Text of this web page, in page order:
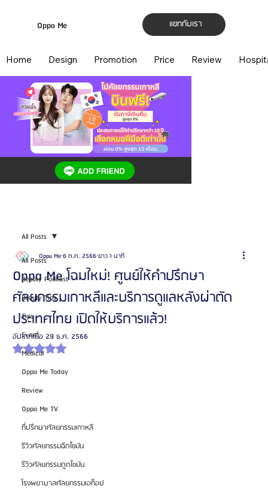
แชทกับเรา
Oppa Me
Home Design Promotion Price Review
All Posts
Beauty Podcast
Beauty Tips
Tips
Event
Medical
Oppa Me Today
Review
Oppa Me TV
ที่ปรึกษาศัลยกรรมเกาหลี
รีวิวศัลยกรรมฉีดไขมัน
รีวิวศัลยกรรมดูดไขมัน
โรงพยาบาลศัลยกรรมเอท็อป
All Posts
Oppa Me โฉมใหม่! ศูนย์ให้คำปรึกษา
ศัลยกรรมเกาหลีและบริการดูแลหลังผ่าตัด
ประเทศไทย เปิดให้บริการแล้ว!
Oppa Me6 ต.ค. 2566ยาว 1 นาที
อัปเดตเมื่อ 29 ธ.ค. 2566
ได้รับ NaN เต็ม 5 ดาว